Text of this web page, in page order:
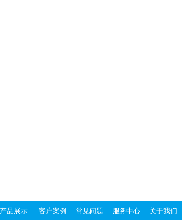
产品展示 客户案例 常见问题 服务中心 关于我们